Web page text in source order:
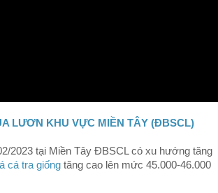
LƯƠN KHU VỰC MIỀN TÂY (ĐBSCL)
2023 tại Miền Tây ĐBSCL có xu hướng tăng
cá tra giống tăng cao lên mức 45.000-46.000